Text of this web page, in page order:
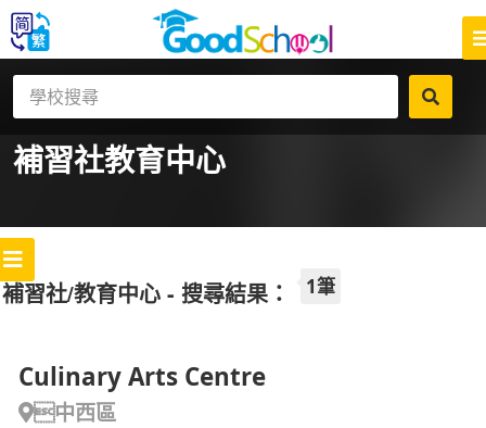
補習社教育中心
補習社/教育中心 - 搜尋結果： 1筆
Culinary Arts Centre
中西區